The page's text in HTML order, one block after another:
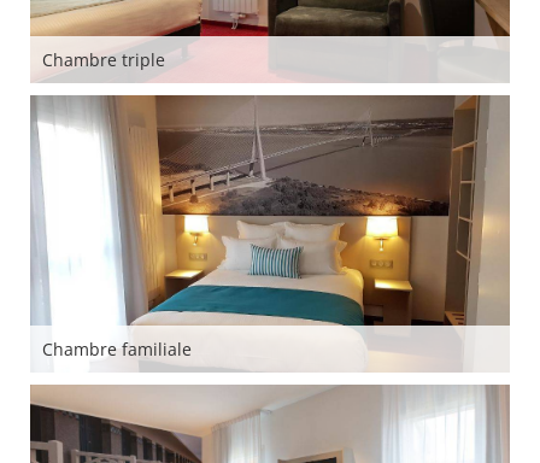
Chambre triple
Chambre familiale